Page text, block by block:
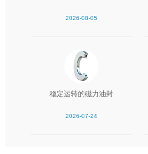
2026-08-05
稳定运转的磁力油封
2026-07-24